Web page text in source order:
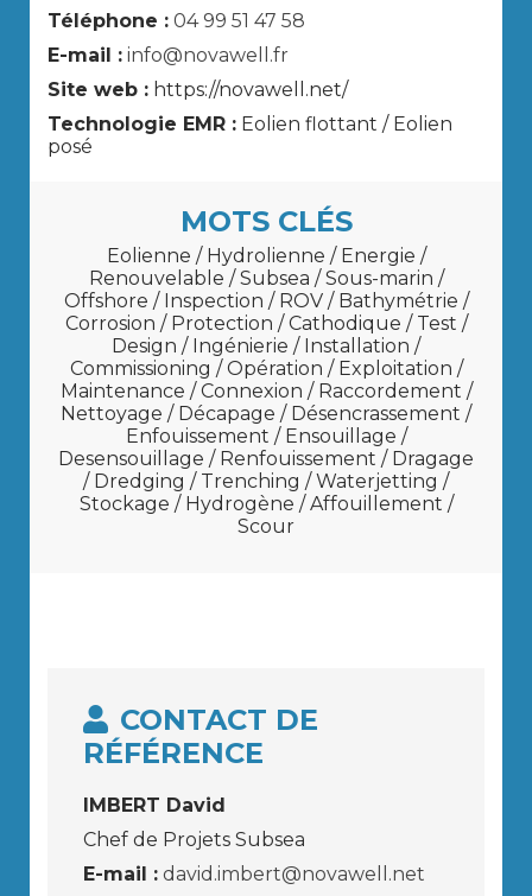
Téléphone : 04 99 51 47 58
E-mail : info@novawell.fr
Site web : https://novawell.net/
Technologie EMR : Eolien flottant / Eolien
posé
MOTS CLÉS
Eolienne / Hydrolienne / Energie /
Renouvelable / Subsea / Sous-marin /
Offshore / Inspection / ROV / Bathymétrie /
Corrosion / Protection / Cathodique / Test /
Design / Ingénierie / Installation /
Commissioning / Opération / Exploitation /
Maintenance / Connexion / Raccordement /
Nettoyage / Décapage / Désencrassement /
Enfouissement / Ensouillage /
Desensouillage / Renfouissement / Dragage
/ Dredging / Trenching / Waterjetting /
Stockage / Hydrogène / Affouillement /
Scour
CONTACT DE
RÉFÉRENCE
IMBERT David
Chef de Projets Subsea
E-mail : david.imbert@novawell.net